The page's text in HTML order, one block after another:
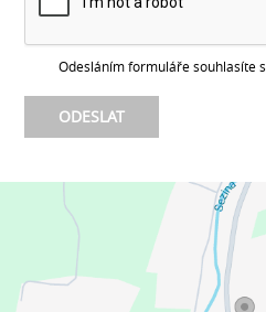
Odesláním formuláře souhlasíte s